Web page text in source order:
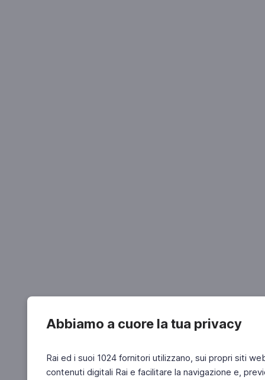
Abbiamo a cuore la tua privacy
Rai ed i suoi 1024 fornitori utilizzano, sui propri siti
contenuti digitali Rai e facilitare la navigazione e,